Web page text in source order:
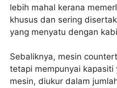
lebih mahal kerana
khusus dan sering
yang menyatu dengan
Sebaliknya, mesin
tetapi mempunyai kapasiti
mesin, diukur dalam